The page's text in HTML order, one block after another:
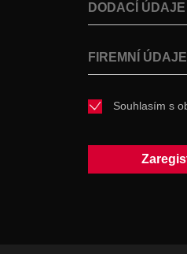
DODACÍ
FIREMNÍ
Souhlasím s